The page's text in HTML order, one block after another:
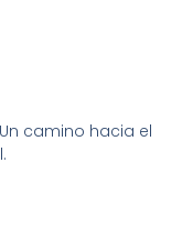
camino hacia el